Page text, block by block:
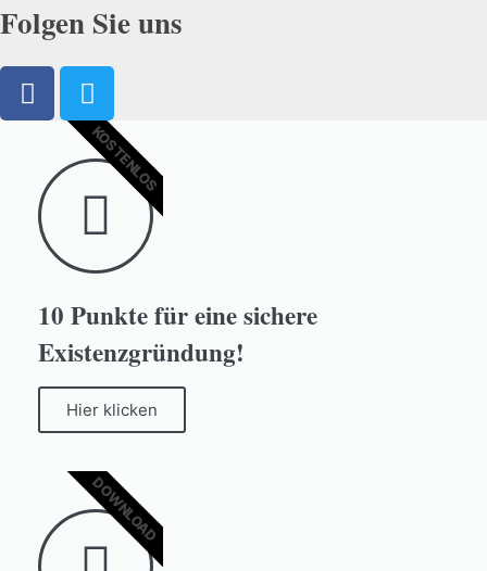
Folgen Sie uns
10 Punkte für eine sichere
Existenzgründung!
Hier klicken
KOSTENLOS
DOWNLOAD